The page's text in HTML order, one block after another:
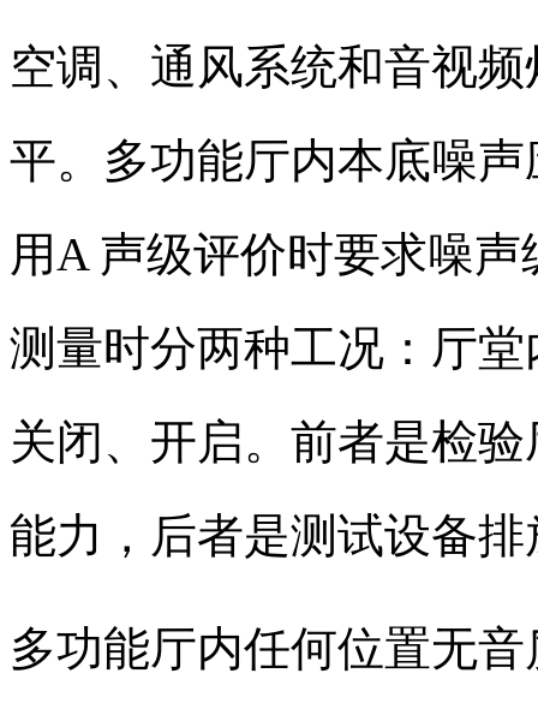
空调、通风系统和音视
平。多功能厅内本底噪
用A 声级评价时要求噪声
测量时分两种工况：厅
关闭、开启。前者是检
能力，后者是测试设备
多功能厅内任何位置无